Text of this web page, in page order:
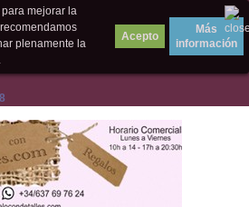
mejorar la
plenamente la
Más
información